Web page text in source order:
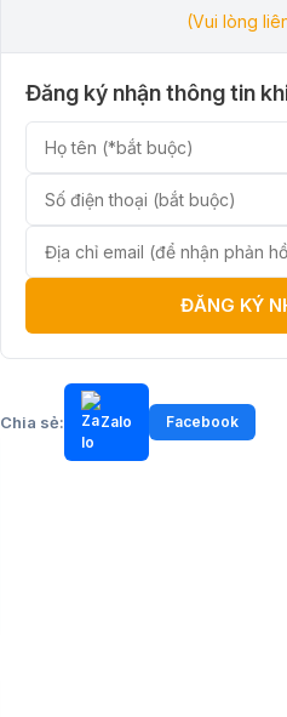
(Vui lòng
Đăng ký nhận thông tin
ĐĂNG KÝ
Chia sẻ: Zalo Facebook